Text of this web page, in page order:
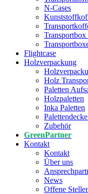
N-Cases
Flightcase
Holzverpackung
Holz
Paletten
Holzpaletten
Inka Paletten
Zubehör
GreenPartner
Kontakt
Kontakt
Über uns
News
Offene